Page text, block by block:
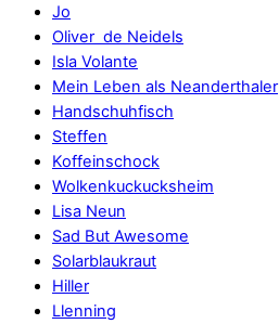
Jo
Oliver de Neidels
Isla Volante
Mein Leben als Neanderthaler
Handschuhfisch
Steffen
Koffeinschock
Wolkenkuckucksheim
Lisa Neun
Sad But Awesome
Solarblaukraut
Hiller
Llenning